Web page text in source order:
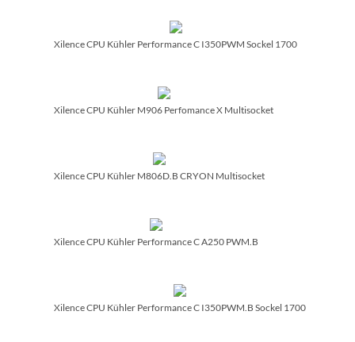
Xilence CPU Kühler Performance C I350PWM Sockel 1700
Xilence CPU Kühler M906 Perfomance X Multisocket
Xilence CPU Kühler M806D.B CRYON Multisocket
Xilence CPU Kühler Performance C A250 PWM.B
Xilence CPU Kühler Performance C I350PWM.B Sockel 1700